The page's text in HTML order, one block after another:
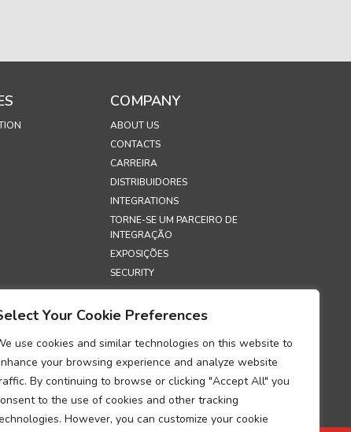
Your Cookie Preferences
use cookies and similar technologies on this website to
your browsing experience and analyze website
By continuing to browse or clicking "Accept All" you
to the use of cookies and other tracking
However, you can customize your cookie
COMPANY
ABOUT US
CONTACTS
CARREIRA
DISTRIBUIDORES
INTEGRATIONS
TORNE-SE UM PARCEIRO DE
INTEGRAÇÃO
EXPOSIÇÕES
SECURITY
SOBRE A
NO
DE DADOS